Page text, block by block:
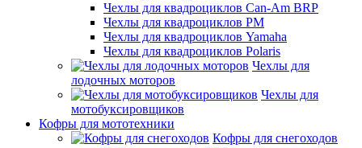
Чехлы для квадроциклов Can-Am BRP
Чехлы для квадроциклов РМ
Чехлы для квадроциклов Yamaha
Чехлы для квадроциклов Polaris
Чехлы для
лодочных моторов
Чехлы для
мотобуксировщиков
Кофры для мототехники
Кофры для снегоходов